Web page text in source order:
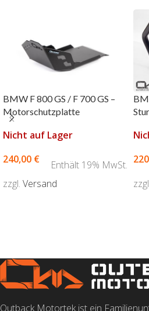
BMW F 800 GS / F 700 GS –
Motorschutzplatte
Nicht auf Lager
240,00 €
Enthält 19% MwSt.
zzgl. Versand
Outback Motortek ist ein